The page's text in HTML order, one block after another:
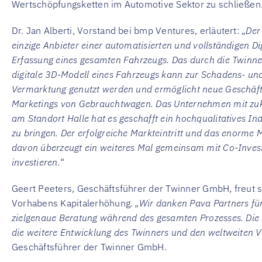
Wertschöpfungsketten im Automotive Sektor zu
Dr. Jan Alberti, Vorstand bei bmp Ventures, erläutert: „
einzige Anbieter einer automatisierten und vollständigen
Erfassung eines gesamten Fahrzeugs. Das durch die
digitale 3D-Modell eines Fahrzeugs kann zur Schadens-
Vermarktung genutzt werden und ermöglicht neue
Marketings von Gebrauchtwagen. Das Unternehmen mit
am Standort Halle hat es geschafft ein hochqualitatives
zu bringen. Der erfolgreiche Markteintritt und das enorme
davon überzeugt ein weiteres Mal gemeinsam mit Co-
investieren.“
Geert Peeters, Geschäftsführer der Twinner GmbH, freut
Vorhabens Kapitalerhöhung.„Wir danken Pava Partners
zielgenaue Beratung während des gesamten Prozesses.
die weitere Entwicklung des Twinners und den weltweiten
Geschäftsführer der Twinner GmbH.